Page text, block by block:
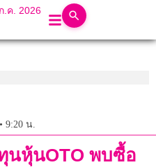
.ค. 2026
9:20 น.
นหุ้นOTO พบซื้อ